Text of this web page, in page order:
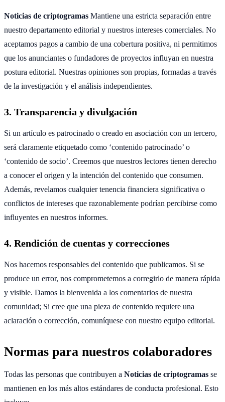
Noticias de criptogramas Mantiene una estricta separación entre
nuestro departamento editorial y nuestros intereses comerciales. No
aceptamos pagos a cambio de una cobertura positiva, ni permitimos
que los anunciantes o fundadores de proyectos influyan en nuestra
postura editorial. Nuestras opiniones son propias, formadas a través
de la investigación y el análisis independientes.
3. Transparencia y divulgación
Si un artículo es patrocinado o creado en asociación con un tercero,
será claramente etiquetado como ‘contenido patrocinado’ o
‘contenido de socio’. Creemos que nuestros lectores tienen derecho
a conocer el origen y la intención del contenido que consumen.
Además, revelamos cualquier tenencia financiera significativa o
conflictos de intereses que razonablemente podrían percibirse como
influyentes en nuestros informes.
4. Rendición de cuentas y correcciones
Nos hacemos responsables del contenido que publicamos. Si se
produce un error, nos comprometemos a corregirlo de manera rápida
y visible. Damos la bienvenida a los comentarios de nuestra
comunidad; Si cree que una pieza de contenido requiere una
aclaración o corrección, comuníquese con nuestro equipo editorial.
Normas para nuestros colaboradores
Todas las personas que contribuyen a Noticias de criptogramas se
mantienen en los más altos estándares de conducta profesional. Esto